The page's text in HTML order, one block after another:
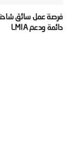
دائمة ودعم LMIA‬